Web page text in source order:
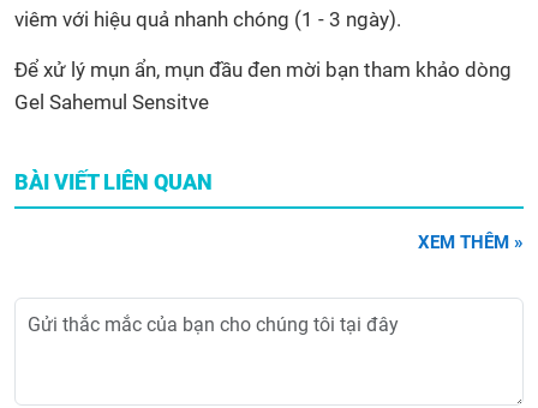
viêm với hiệu quả nhanh chóng (1 - 3 ngày).
Để xử lý mụn ẩn, mụn đầu đen mời bạn tham khảo dòng
Gel Sahemul Sensitve
BÀI VIẾT LIÊN QUAN
XEM THÊM »